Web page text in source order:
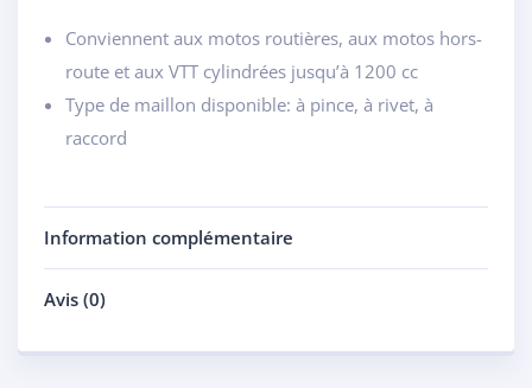
Conviennent aux motos routières, aux motos hors-
route et aux VTT cylindrées jusqu’à 1200 cc
Type de maillon disponible: à pince, à rivet, à
raccord
Information complémentaire
Avis (0)